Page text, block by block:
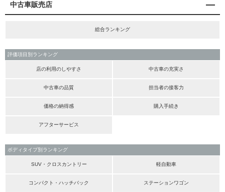
中古車販売店
総合ランキング
評価項目別ランキング
店の利用のしやすさ 中古車の充実さ
中古車の品質 担当者の接客力
価格の納得感 購入手続き
アフターサービス
ボディタイプ別ランキング
SUV・クロスカントリー 軽自動車
コンパクト・ハッチバック ステーションワゴン